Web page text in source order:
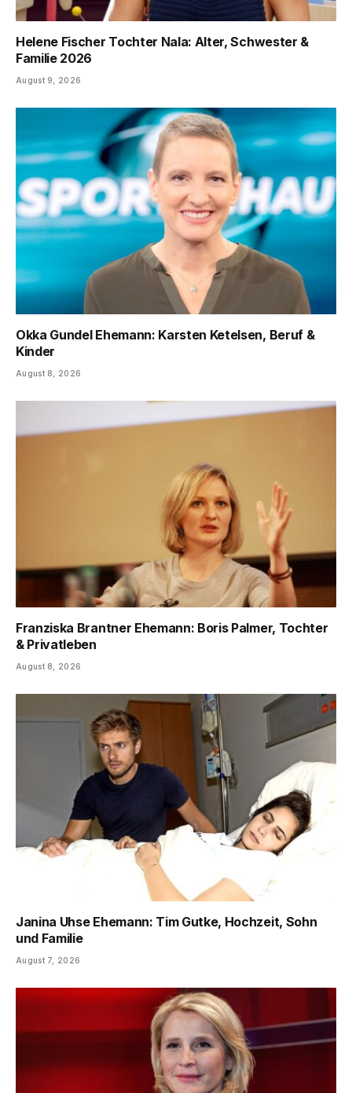
Helene Fischer Tochter Nala: Alter, Schwester &
Familie 2026
August 9, 2026
Okka Gundel Ehemann: Karsten Ketelsen, Beruf &
Kinder
August 8, 2026
Franziska Brantner Ehemann: Boris Palmer, Tochter
& Privatleben
August 8, 2026
Janina Uhse Ehemann: Tim Gutke, Hochzeit, Sohn
und Familie
August 7, 2026